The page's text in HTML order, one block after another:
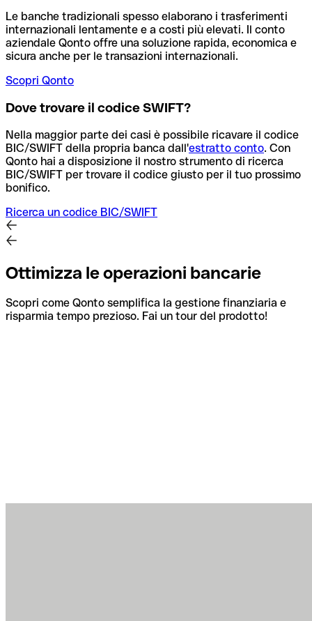
Le banche tradizionali spesso elaborano i trasferimenti
internazionali lentamente e a costi più elevati. Il conto
aziendale Qonto offre una soluzione rapida, economica e
sicura anche per le transazioni internazionali.
Scopri Qonto
Dove trovare il codice SWIFT?
Nella maggior parte dei casi è possibile ricavare il codice
BIC/SWIFT della propria banca dall'estratto conto. Con
Qonto hai a disposizione il nostro strumento di ricerca
BIC/SWIFT per trovare il codice giusto per il tuo prossimo
bonifico.
Ricerca un codice BIC/SWIFT
Ottimizza le operazioni bancarie
Scopri come Qonto semplifica la gestione finanziaria e
risparmia tempo prezioso. Fai un tour del prodotto!